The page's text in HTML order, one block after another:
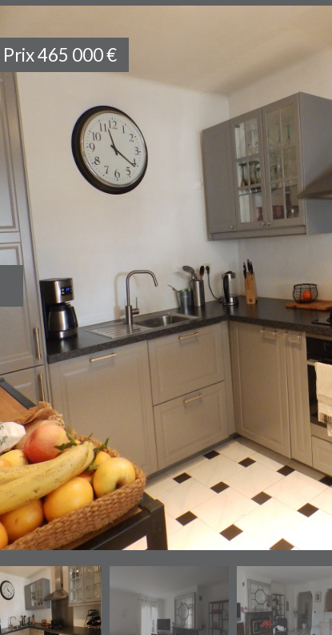
Prix465 000€